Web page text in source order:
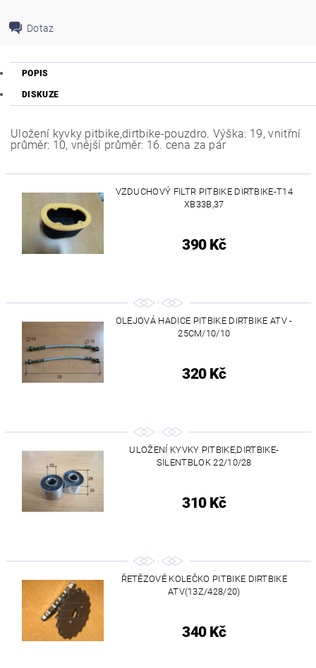
Dotaz
POPIS
DISKUZE
Uložení kyvky pitbike,dirtbike-pouzdro. Výška: 19, vnitřní
průměr: 10, vnější průměr: 16. cena za pár
VZDUCHOVÝ FILTR PITBIKE DIRTBIKE-T14
XB33B,37
390 Kč
OLEJOVÁ HADICE PITBIKE DIRTBIKE ATV -
25CM/10/10
320 Kč
ULOŽENÍ KYVKY PITBIKE,DIRTBIKE-
SILENTBLOK 22/10/28
310 Kč
ŘETĚZOVÉ KOLEČKO PITBIKE DIRTBIKE
ATV(13Z/428/20)
340 Kč